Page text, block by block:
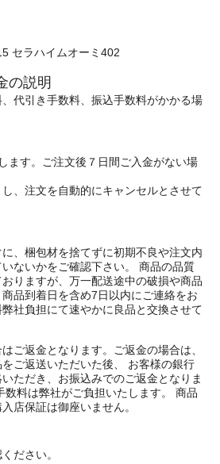
セラハイムオーミ402
の説明
代引き手数料、振込手数料がかかる場
ます。ご注文後７日間ご入金がない場
、注文を自動的にキャンセルとさせて
、梱包材を捨てずに初期不良や注文内
ないかをご確認下さい。 商品の品質
りますが、万一配送途中の破損や商品
品到着日を含め7日以内にご連絡をお
社負担にて速やかに良品と交換させて
ご返金となります。ご返金の場合は、
ご返送いただいた後、 お客様の銀行
ただき、お振込みでのご返金となりま
数料は弊社がご負担いたします。 商品
店保証は御座いません。
ださい。